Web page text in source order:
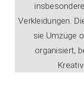
Verkleidungen.
sie Umzüge
organisiert,